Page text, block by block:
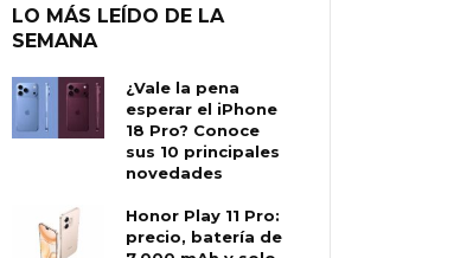
LO MÁS LEÍDO DE LA
SEMANA
¿Vale la pena
esperar el iPhone
18 Pro? Conoce
sus 10 principales
novedades
Honor Play 11 Pro:
precio, batería de